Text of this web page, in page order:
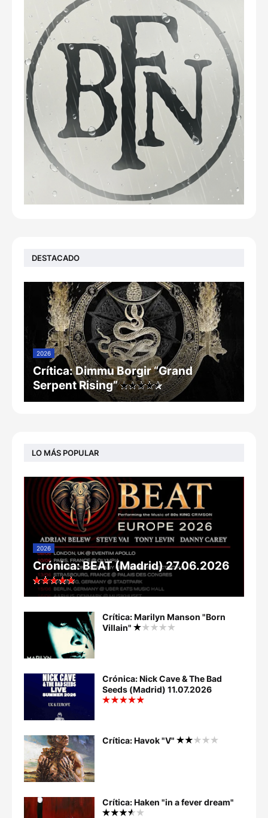
DESTACADO
2026
Crítica: Dimmu Borgir “Grand
Serpent Rising”
LO MÁS POPULAR
2026
Crónica: BEAT (Madrid) 27.06.2026
Crítica: Marilyn Manson "Born
Villain"
Crónica: Nick Cave & The Bad
Seeds (Madrid) 11.07.2026
Crítica: Havok "V"
Crítica: Haken "in a fever dream"